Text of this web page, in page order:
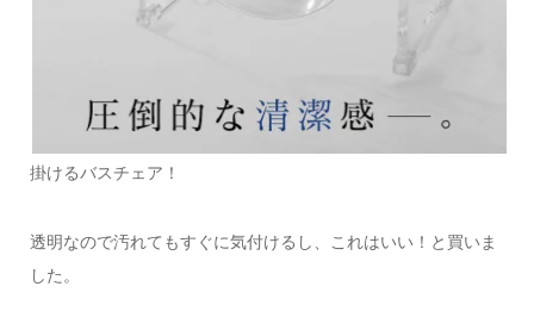
掛けるバスチェア！
透明なので汚れてもすぐに気付けるし、これはいい！と買いま
した。